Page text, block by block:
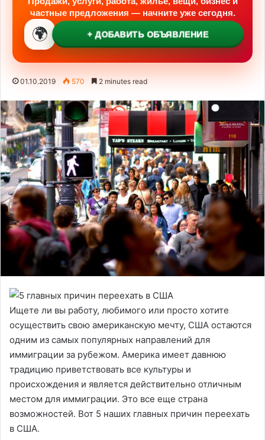
частные предложения — начните уже сегодня.
🌍 + ДОБАВИТЬ ОБЪЯВЛЕНИЕ
01.10.2019 570 2 minutes read
Ищете ли вы работу, любимого или просто хотите
осуществить свою американскую мечту, США остаются
одним из самых популярных направлений для
иммиграции за рубежом. Америка имеет давнюю
традицию приветствовать все культуры и
происхождения и является действительно отличным
местом для иммиграции. Это все еще страна
возможностей. Вот 5 наших главных причин переехать
в США.